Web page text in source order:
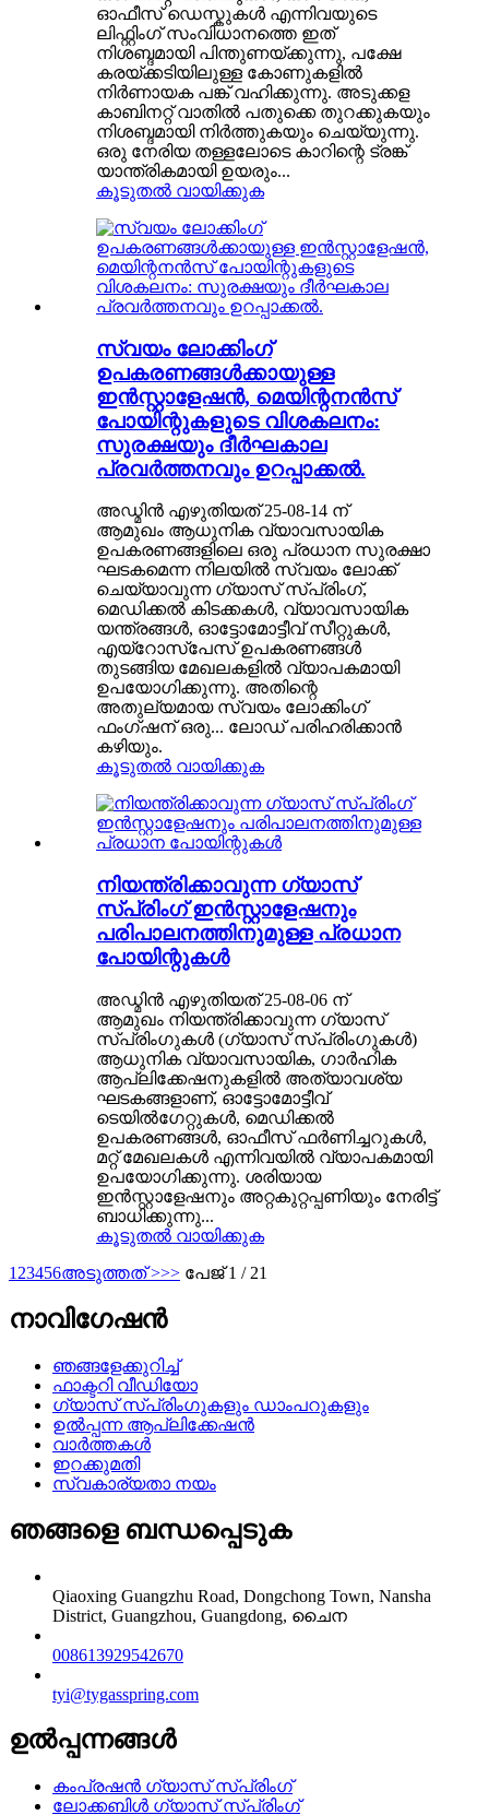
ഓഫീസ് ഡെസ്കുകൾ എന്നിവയുടെ
ലിഫ്റ്റിംഗ് സംവിധാനത്തെ ഇത്
നിശബ്ദമായി പിന്തുണയ്ക്കുന്നു, പക്ഷേ
കരയ്ക്കടിയിലുള്ള കോണുകളിൽ
നിർണായക പങ്ക് വഹിക്കുന്നു. അടുക്കള
കാബിനറ്റ് വാതിൽ പതുക്കെ തുറക്കുകയും
നിശബ്ദമായി നിർത്തുകയും ചെയ്യുന്നു.
ഒരു നേരിയ തള്ളലോടെ കാറിന്റെ ട്രങ്ക്
യാന്ത്രികമായി ഉയരും...
കൂടുതൽ വായിക്കുക
സ്വയം ലോക്കിംഗ്
ഉപകരണങ്ങൾക്കായുള്ള
ഇൻസ്റ്റാളേഷൻ, മെയിന്റനൻസ്
പോയിന്റുകളുടെ വിശകലനം:
സുരക്ഷയും ദീർഘകാല
പ്രവർത്തനവും ഉറപ്പാക്കൽ.
അഡ്മിൻ എഴുതിയത് 25-08-14 ന്
ആമുഖം ആധുനിക വ്യാവസായിക
ഉപകരണങ്ങളിലെ ഒരു പ്രധാന സുരക്ഷാ
ഘടകമെന്ന നിലയിൽ സ്വയം ലോക്ക്
ചെയ്യാവുന്ന ഗ്യാസ് സ്പ്രിംഗ്,
മെഡിക്കൽ കിടക്കകൾ, വ്യാവസായിക
യന്ത്രങ്ങൾ, ഓട്ടോമോട്ടീവ് സീറ്റുകൾ,
എയ്‌റോസ്‌പേസ് ഉപകരണങ്ങൾ
തുടങ്ങിയ മേഖലകളിൽ വ്യാപകമായി
ഉപയോഗിക്കുന്നു. അതിന്റെ
അതുല്യമായ സ്വയം ലോക്കിംഗ്
ഫംഗ്‌ഷന് ഒരു... ലോഡ് പരിഹരിക്കാൻ
കഴിയും.
കൂടുതൽ വായിക്കുക
നിയന്ത്രിക്കാവുന്ന ഗ്യാസ്
സ്പ്രിംഗ് ഇൻസ്റ്റാളേഷനും
പരിപാലനത്തിനുമുള്ള പ്രധാന
പോയിന്റുകൾ
അഡ്മിൻ എഴുതിയത് 25-08-06 ന്
ആമുഖം നിയന്ത്രിക്കാവുന്ന ഗ്യാസ്
സ്പ്രിംഗുകൾ (ഗ്യാസ് സ്പ്രിംഗുകൾ)
ആധുനിക വ്യാവസായിക, ഗാർഹിക
ആപ്ലിക്കേഷനുകളിൽ അത്യാവശ്യ
ഘടകങ്ങളാണ്, ഓട്ടോമോട്ടീവ്
ടെയിൽഗേറ്റുകൾ, മെഡിക്കൽ
ഉപകരണങ്ങൾ, ഓഫീസ് ഫർണിച്ചറുകൾ,
മറ്റ് മേഖലകൾ എന്നിവയിൽ വ്യാപകമായി
ഉപയോഗിക്കുന്നു. ശരിയായ
ഇൻസ്റ്റാളേഷനും അറ്റകുറ്റപ്പണിയും നേരിട്ട്
ബാധിക്കുന്നു...
കൂടുതൽ വായിക്കുക
1 23456അടുത്തത് >>> പേജ് 1 / 21
നാവിഗേഷൻ
ഞങ്ങളേക്കുറിച്ച്
ഫാക്ടറി വീഡിയോ
ഗ്യാസ് സ്പ്രിംഗുകളും ഡാംപറുകളും
ഉൽപ്പന്ന ആപ്ലിക്കേഷൻ
വാർത്തകൾ
ഇറക്കുമതി
സ്വകാര്യതാ നയം
ഞങ്ങളെ ബന്ധപ്പെടുക
Qiaoxing Guangzhu Road, Dongchong Town, Nansha
District, Guangzhou, Guangdong, ചൈന
008613929542670
tyi@tygasspring.com
ഉൽപ്പന്നങ്ങൾ
കംപ്രഷൻ ഗ്യാസ് സ്പ്രിംഗ്
ലോക്കബിൾ ഗ്യാസ് സ്പ്രിംഗ്